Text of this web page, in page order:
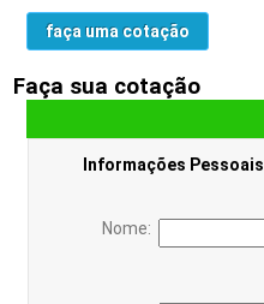
faça uma cotação
Faça sua cotação
Informações Pessoais
Nome: